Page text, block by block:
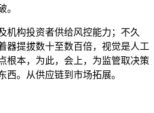
。
构投资者供给风控能力；不久
器提拔数十至数百倍，视觉是人工
根本，为此，会上，为监管取决策
西。从供应链到市场拓展。